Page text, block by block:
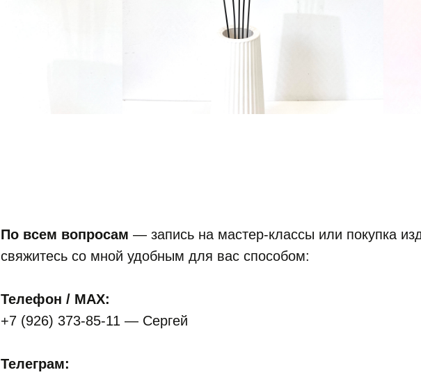
По всем вопросам — запись на мастер-классы или покупка
свяжитесь со мной удобным для вас способом:
Телефон / MAX:
+7 (926) 373-85-11 — Сергей
Телеграм: